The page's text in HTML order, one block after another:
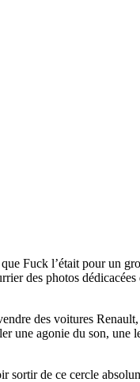
Fuck l’était pour un
des photos
des voitures
une agonie du son,
sortir de ce cercle